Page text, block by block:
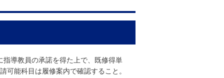
指導教員の承諾を得た上で、既修得単
可能科目は履修案内で確認すること。